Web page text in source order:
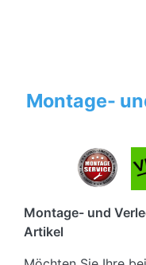
Montage-
Montage- und
Artikel